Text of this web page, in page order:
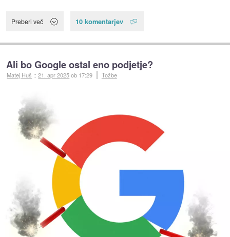
Preberi več 10 komentarjev
Ali bo Google ostal eno podjetje?
Matej Huš ::21. apr 2025ob 17:29 Tožbe